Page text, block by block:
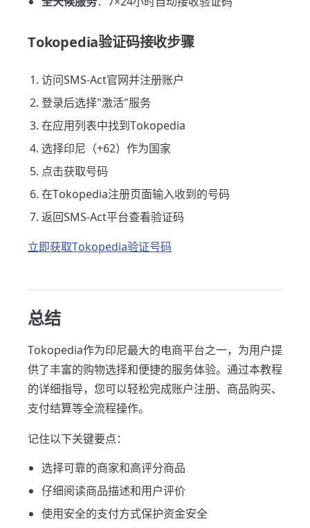
Tokopedia验证码接收步骤
访问SMS-Act官网并注册账户
登录后选择"激活"服务
在应用列表中找到Tokopedia
选择印尼（+62）作为国家
点击获取号码
在Tokopedia注册页面输入收到的号码
返回SMS-Act平台查看验证码
立即获取Tokopedia验证号码
总结
Tokopedia作为印尼最大的电商平台之一，为用户提
供了丰富的购物选择和便捷的服务体验。通过本教程
的详细指导，您可以轻松完成账户注册、商品购买、
支付结算等全流程操作。
记住以下关键要点：
选择可靠的商家和高评分商品
仔细阅读商品描述和用户评价
使用安全的支付方式保护资金安全